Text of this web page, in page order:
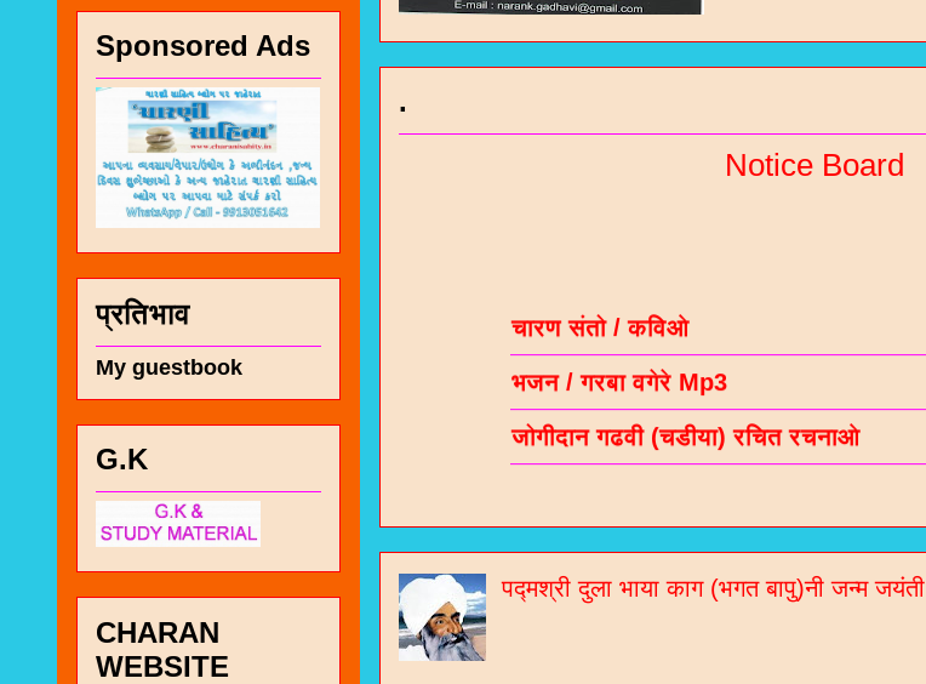
.
Notice Board
भजन / गरबा वगेरे Mp3
जोगीदान गढवी (चडीया) रचित रचनाओ
जनरल नॉलेज / मटीरीयल्स / भरती माहिती माटे
नंबर 9913051642 आपना गृपमां ऐड करो
पद्मश्री दुला भाया काग (भगत बापु)नी जन्म जयंती
Sponsored Ads
प्रतिभाव
My guestbook
G.K
CHARAN
WEBSITE